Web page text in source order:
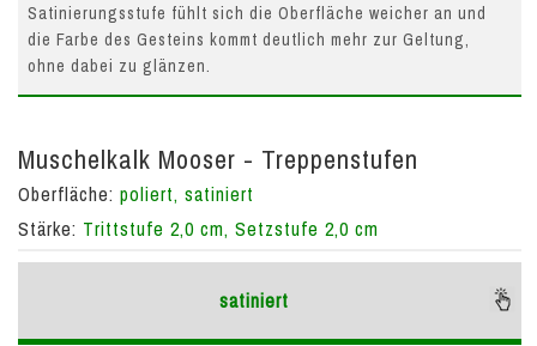
Satinierungsstufe fühlt sich die Oberfläche weicher an und
die Farbe des Gesteins kommt deutlich mehr zur Geltung,
ohne dabei zu glänzen.
Muschelkalk Mooser - Treppenstufen
Oberfläche: poliert, satiniert
Stärke: Trittstufe 2,0 cm, Setzstufe 2,0 cm
satiniert